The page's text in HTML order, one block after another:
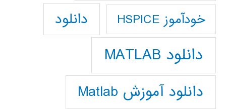
خودآموز HSPICE دانلود
دانلود MATLAB
دانلود آموزش Matlab